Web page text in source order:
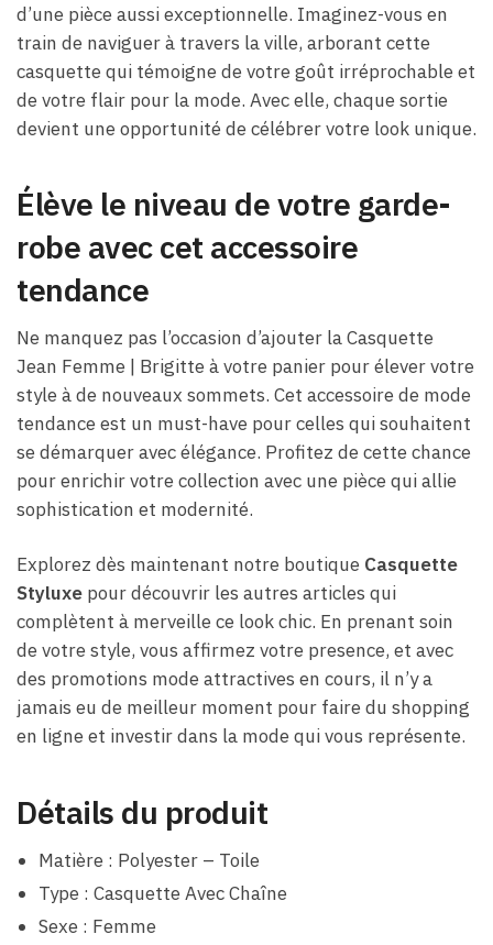
d’une pièce aussi exceptionnelle. Imaginez-vous en
train de naviguer à travers la ville, arborant cette
casquette qui témoigne de votre goût irréprochable et
de votre flair pour la mode. Avec elle, chaque sortie
devient une opportunité de célébrer votre look unique.
Élève le niveau de votre garde-
robe avec cet accessoire
tendance
Ne manquez pas l’occasion d’ajouter la Casquette
Jean Femme​ | Brigitte à votre panier pour élever votre
style à de nouveaux sommets. Cet accessoire de mode
tendance est un must-have pour celles qui souhaitent
se démarquer avec élégance. Profitez de cette chance
pour enrichir votre collection avec une pièce qui allie
sophistication et modernité.
Explorez dès maintenant notre boutique Casquette
Styluxe pour découvrir les autres articles qui
complètent à merveille ce look chic. En prenant soin
de votre style, vous affirmez votre presence, et avec
des promotions mode attractives en cours, il n’y a
jamais eu de meilleur moment pour faire du shopping
en ligne et investir dans la mode qui vous représente.
Détails du produit
Matière : Polyester – Toile
Type : Casquette Avec Chaîne
Sexe : Femme